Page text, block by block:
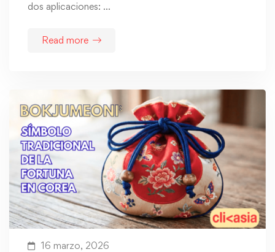
dos aplicaciones: …
Read more
16 marzo, 2026